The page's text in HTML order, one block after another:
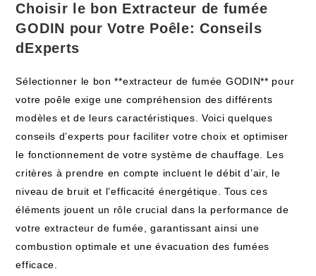
Choisir le bon Extracteur de fumée
GODIN pour Votre Poêle: Conseils
dExperts
Sélectionner le bon **extracteur de fumée GODIN** pour
votre poêle exige une compréhension des différents
modèles et de leurs caractéristiques. Voici quelques
conseils d’experts pour faciliter votre choix et optimiser
le fonctionnement de votre système de chauffage. Les
critères à prendre en compte incluent le débit d’air, le
niveau de bruit et l’efficacité énergétique. Tous ces
éléments jouent un rôle crucial dans la performance de
votre extracteur de fumée, garantissant ainsi une
combustion optimale et une évacuation des fumées
efficace.